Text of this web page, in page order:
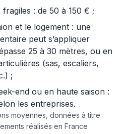
: de 50 à 150 € ;
et le logement : une
peut s’appliquer
25 à 30 mètres, ou en
(sas, escaliers,
;
end ou en haute saison :
les entreprises.
moyennes, données à titre
réalisés en France